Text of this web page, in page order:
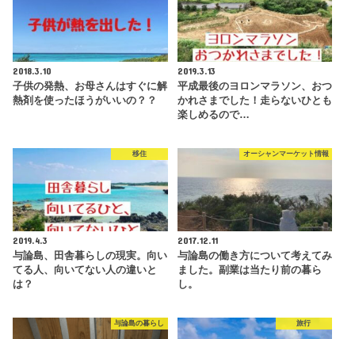
2018.3.10
子供の発熱、お母さんはすぐに解
熱剤を使ったほうがいいの？？
2019.3.13
平成最後のヨロンマラソン、おつ
かれさまでした！走らないひとも
楽しめるので…
移住
2019.4.3
与論島、田舎暮らしの現実。向い
てる人、向いてない人の違いと
は？
オーシャンマーケット情報
2017.12.11
与論島の働き方について考えてみ
ました。副業は当たり前の暮ら
し。
与論島の暮らし 旅行